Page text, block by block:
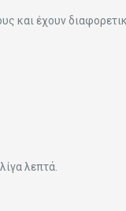
και έχουν
λεπτά.